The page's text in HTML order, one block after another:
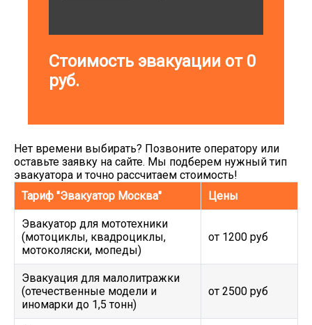
Стоимость эвакуации от 0
руб.
Нет времени выбирать? Позвоните оператору или
оставьте заявку на сайте. Мы подберем нужный тип
эвакуатора и точно рассчитаем стоимость!
Тариф "Эвакуатор Москва"
Цены
Эвакуатор для мототехники
(мотоциклы, квадроциклы,
мотоколяски, мопеды)
от 1200 руб
Эвакуация для малолитражки
(отечественные модели и
иномарки до 1,5 тонн)
от 2500 руб